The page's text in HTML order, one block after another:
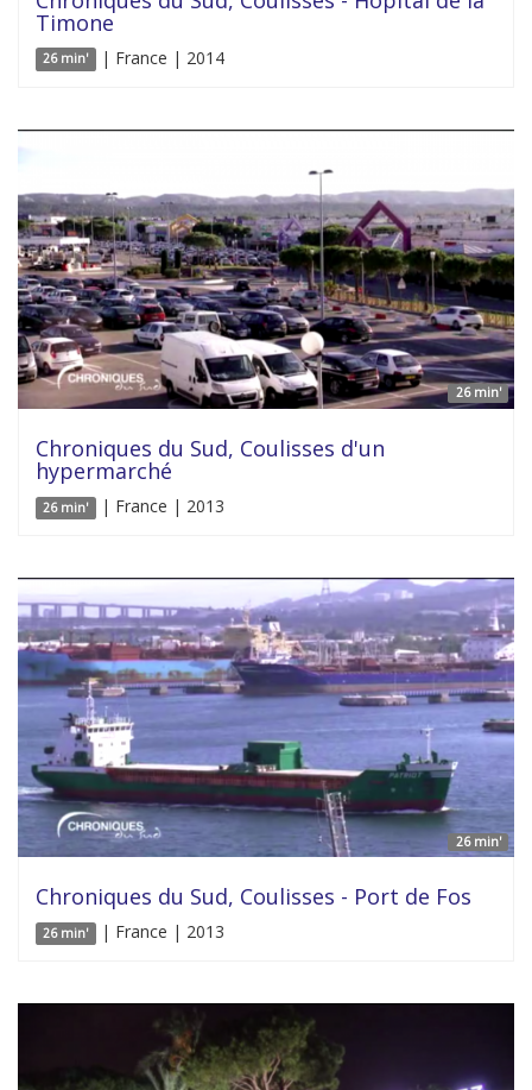
Timone
26 min' | France | 2014
26 min'
Chroniques du Sud, Coulisses d'un
hypermarché
26 min' | France | 2013
26 min'
Chroniques du Sud, Coulisses - Port de Fos
26 min' | France | 2013